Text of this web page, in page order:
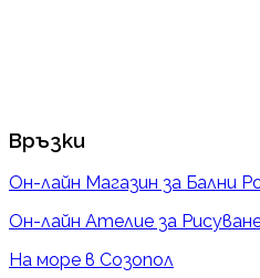
Връзки
Он-лайн Магазин за Бални
Он-лайн Ателие за
На море в Созопол